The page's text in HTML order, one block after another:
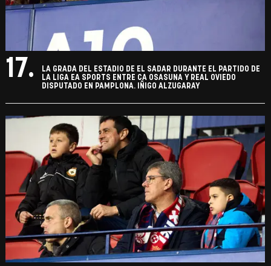
17.
LA GRADA DEL ESTADIO DE EL SADAR DURANTE EL PARTIDO DE
LA LIGA EA SPORTS ENTRE CA OSASUNA Y REAL OVIEDO
DISPUTADO EN PAMPLONA. IÑIGO ALZUGARAY